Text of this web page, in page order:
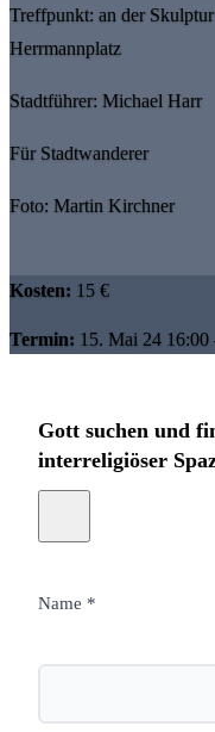
Treffpunkt: an der
Herrmannplatz
Stadtführer: Michael Harr
Für Stadtwanderer
Foto: Martin Kirchner
Kosten: 15 €
Termin: 15. Mai 24 16:00
Gott suchen und
interreligiöser
Name *